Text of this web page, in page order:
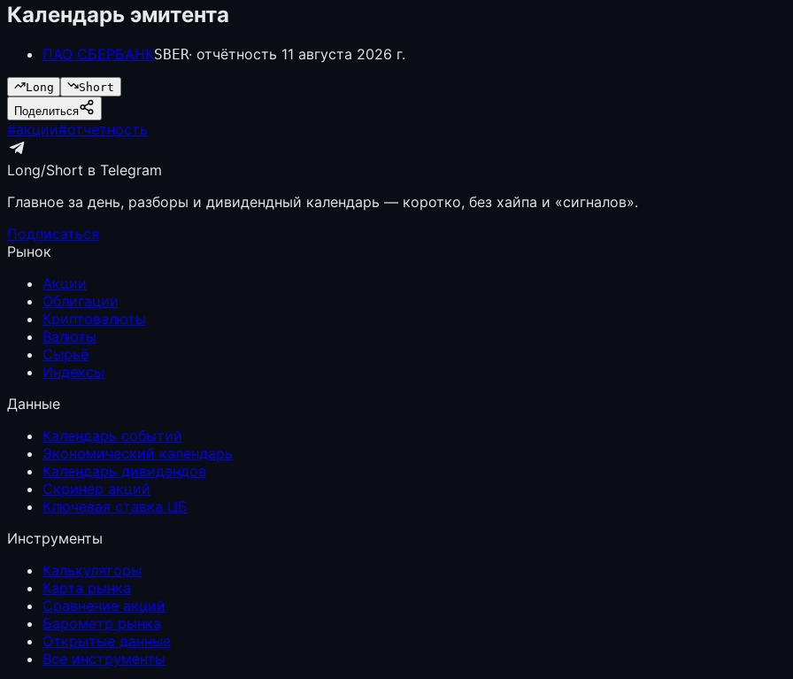
Календарь эмитента
ПАО СБЕРБАНКSBER· отчётность 11 августа 2026 г.
Long
Short
Поделиться
#акции#отчетность
Long/Short в Telegram
Главное за день, разборы и дивидендный календарь — коротко, без хайпа и «сигналов».
Подписаться
Рынок
Акции
Облигации
Криптовалюты
Валюты
Сырьё
Индексы
Данные
Календарь событий
Экономический календарь
Календарь дивидендов
Скринер акций
Ключевая ставка ЦБ
Инструменты
Калькуляторы
Карта рынка
Сравнение акций
Барометр рынка
Открытые данные
Все инструменты